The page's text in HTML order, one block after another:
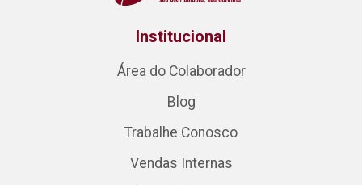
Institucional
Área do Colaborador
Blog
Trabalhe Conosco
Vendas Internas